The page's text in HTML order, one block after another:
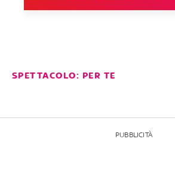
SPETTACOLO: PER TE
PUBBLICITÀ